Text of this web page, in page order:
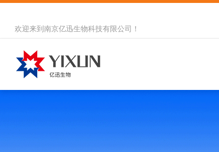
欢迎来到 南京亿迅生物科技有限公司 ！